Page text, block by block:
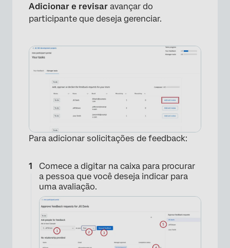
Adicionar e revisar avançar do
participante que deseja gerenciar.
Para adicionar solicitações de feedback:
Comece a digitar na caixa para procurar
a pessoa que você deseja indicar para
uma avaliação.